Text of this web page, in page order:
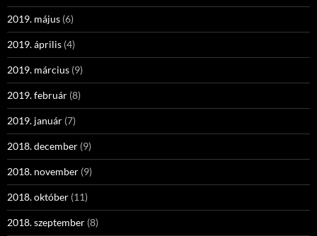
2019. május (6)
2019. április (4)
2019. március (9)
2019. február (8)
2019. január (7)
2018. december (9)
2018. november (9)
2018. október (11)
2018. szeptember (8)